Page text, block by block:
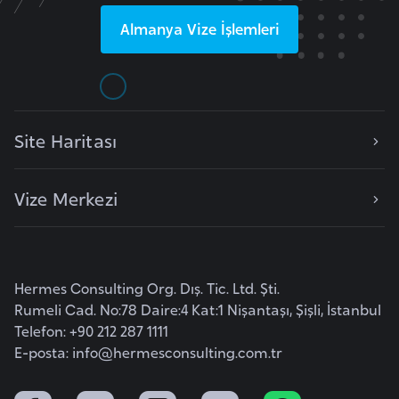
Almanya Vize İşlemleri
Site Haritası
Vize Merkezi
Hermes Consulting Org. Dış. Tic. Ltd. Şti.
Rumeli Cad. No:78 Daire:4 Kat:1 Nişantaşı, Şişli, İstanbul
Telefon: +90 212 287 1111
E-posta: info@hermesconsulting.com.tr
i
e
y
i
r